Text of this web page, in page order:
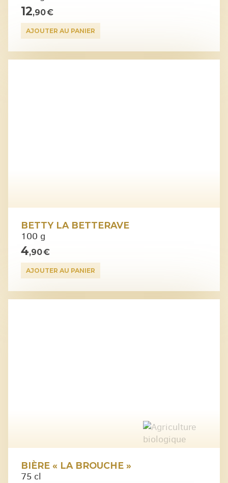
12,90 €
AJOUTER AU PANIER
BETTY LA BETTERAVE
100 g
4,90 €
AJOUTER AU PANIER
BIÈRE « LA BROUCHE »
75 cl